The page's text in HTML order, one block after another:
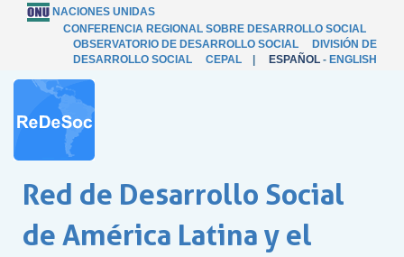
NACIONES UNIDAS
CONFERENCIA REGIONAL SOBRE DESARROLLO SOCIAL
OBSERVATORIO DE DESARROLLO SOCIAL
DIVISIÓN DE
DESARROLLO SOCIAL
CEPAL ESPAÑOL - ENGLISH
Red de Desarrollo Social
de América Latina y el